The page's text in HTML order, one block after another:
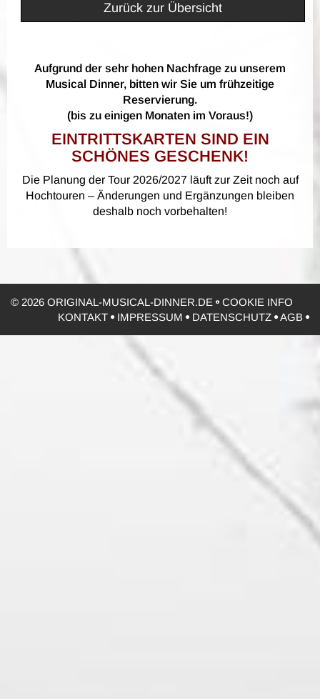
Zurück zur Übersicht
Aufgrund der sehr hohen Nachfrage zu unserem
Musical Dinner, bitten wir Sie um frühzeitige
Reservierung.
(bis zu einigen Monaten im Voraus!)
EINTRITTSKARTEN SIND EIN
SCHÖNES GESCHENK!
Die Planung der Tour 2026/2027 läuft zur Zeit noch auf
Hochtouren – Änderungen und Ergänzungen bleiben
deshalb noch vorbehalten!
© 2026 ORIGINAL-MUSICAL-DINNER.DE
COOKIE INFO
KONTAKT
IMPRESSUM DATENSCHUTZ AGB